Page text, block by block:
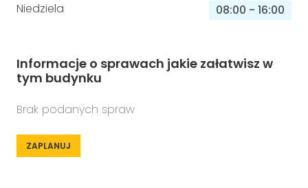
Niedziela
08:00 - 16:00
Informacje o sprawach jakie załatwisz w
tym budynku
Brak podanych spraw
ZAPLANUJ